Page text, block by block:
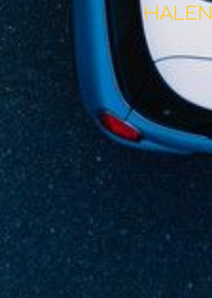
HALEN